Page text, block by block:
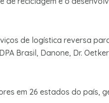
de logística reversa
Brasil, Danone, Dr.
em 26 estados do país,